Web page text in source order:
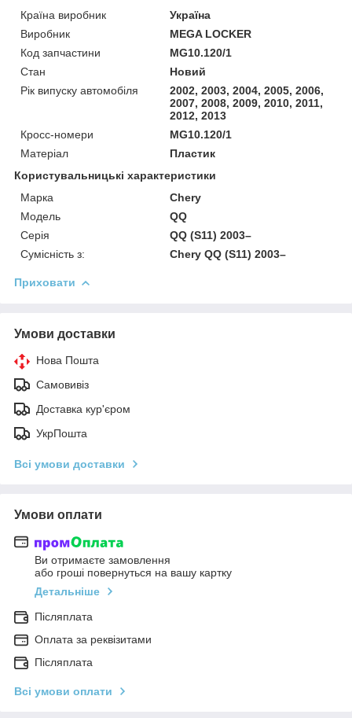
Країна виробник
Україна
Виробник
MEGA LOCKER
Код запчастини
MG10.120/1
Стан
Новий
Рік випуску автомобіля
2002, 2003, 2004, 2005, 2006,
2007, 2008, 2009, 2010, 2011,
2012, 2013
Кросс-номери
MG10.120/1
Матеріал
Пластик
Користувальницькі характеристики
Марка
Chery
Модель
QQ
Серія
QQ (S11) 2003–
Сумісність з:
Chery QQ (S11) 2003–
Приховати
Умови доставки
Нова Пошта
Самовивіз
Доставка кур'єром
УкрПошта
Всі умови доставки
Умови оплати
Ви отримаєте замовлення
або гроші повернуться на вашу картку
Детальніше
Післяплата
Оплата за реквізитами
Післяплата
Всі умови оплати